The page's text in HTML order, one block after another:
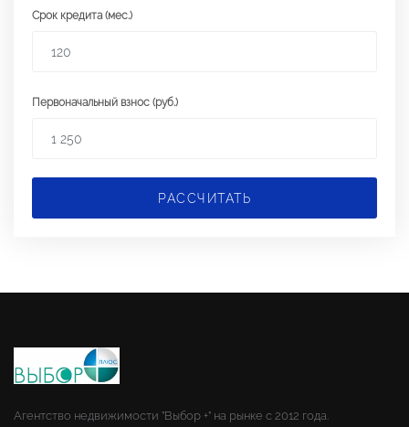
Срок кредита (мес.)
Первоначальный взнос (руб.)
РАССЧИТАТЬ
Агентство недвижимости "Выбор +" на рынке с 2012 года.